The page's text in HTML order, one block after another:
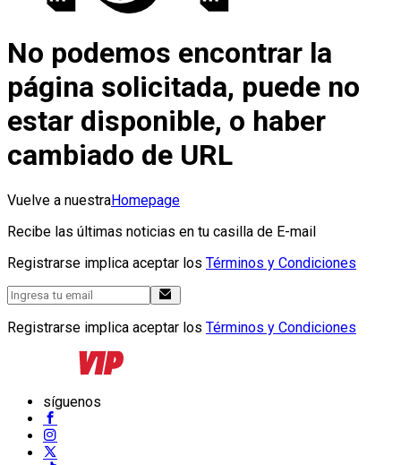
No podemos encontrar la
página solicitada, puede no
estar disponible, o haber
cambiado de URL
Vuelve a nuestraHomepage
Recibe las últimas noticias en tu casilla de E-mail
Registrarse implica aceptar los Términos y Condiciones
Registrarse implica aceptar los Términos y Condiciones
síguenos